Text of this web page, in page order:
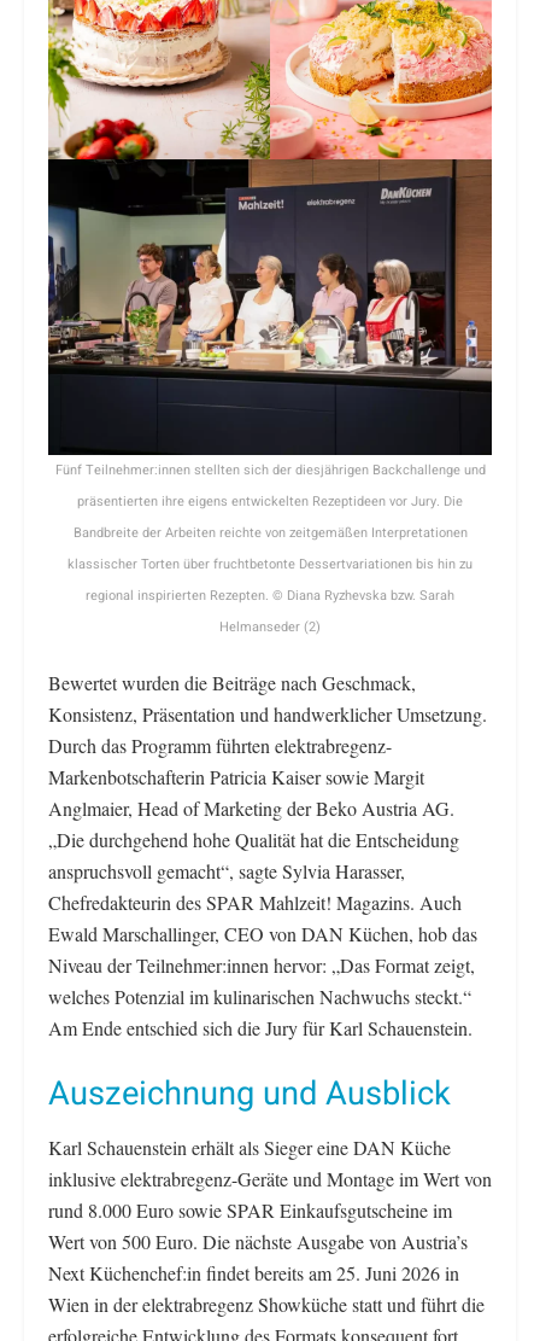
Fünf Teilnehmer:innen stellten sich der diesjährigen Backchallenge und
präsentierten ihre eigens entwickelten Rezeptideen vor Jury. Die
Bandbreite der Arbeiten reichte von zeitgemäßen Interpretationen
klassischer Torten über fruchtbetonte Dessertvariationen bis hin zu
regional inspirierten Rezepten. © Diana Ryzhevska bzw. Sarah
Helmanseder (2)
Bewertet wurden die Beiträge nach Geschmack,
Konsistenz, Präsentation und handwerklicher Umsetzung.
Durch das Programm führten elektrabregenz-
Markenbotschafterin Patricia Kaiser sowie Margit
Anglmaier, Head of Marketing der Beko Austria AG.
„Die durchgehend hohe Qualität hat die Entscheidung
anspruchsvoll gemacht“, sagte Sylvia Harasser,
Chefredakteurin des SPAR Mahlzeit! Magazins. Auch
Ewald Marschallinger, CEO von DAN Küchen, hob das
Niveau der Teilnehmer:innen hervor: „Das Format zeigt,
welches Potenzial im kulinarischen Nachwuchs steckt.“
Am Ende entschied sich die Jury für Karl Schauenstein.
Auszeichnung und Ausblick
Karl Schauenstein erhält als Sieger eine DAN Küche
inklusive elektrabregenz-Geräte und Montage im Wert von
rund 8.000 Euro sowie SPAR Einkaufsgutscheine im
Wert von 500 Euro. Die nächste Ausgabe von Austria’s
Next Küchenchef:in findet bereits am 25. Juni 2026 in
Wien in der elektrabregenz Showküche statt und führt die
erfolgreiche Entwicklung des Formats konsequent fort.